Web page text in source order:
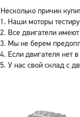
Несколько причин
Наши моторы
Все двигатели
Мы не берем
Если двигателя нет
У нас свой склад с